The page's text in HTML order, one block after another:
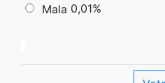
Mala 0,01%